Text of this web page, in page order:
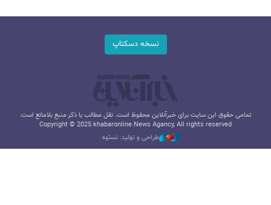
نسخه دسکتاپ
تمامی حقوق این سایت برای خبرآنلاین محفوظ است. نقل مطالب با ذکر منبع بلامانع است.
Copyright © 2025 khabaronline News Agancy, All rights reserved
طراحی و تولید: نستوه